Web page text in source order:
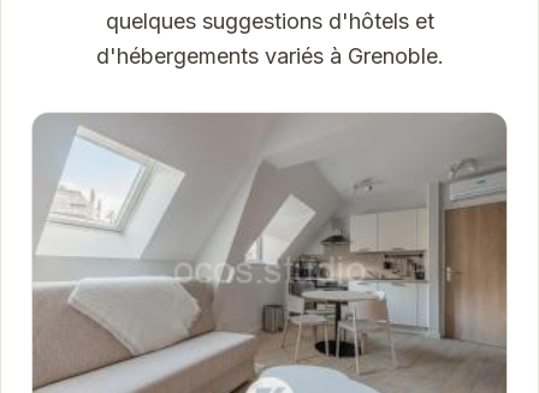
quelques suggestions d'hôtels et
d'hébergements variés à Grenoble.